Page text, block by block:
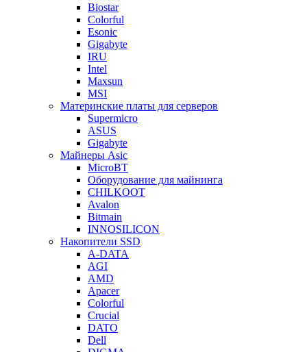
Biostar
Colorful
Esonic
Gigabyte
IRU
Intel
Maxsun
MSI
Материнские платы для серверов
Supermicro
ASUS
Gigabyte
Майнеры Asic
MicroBT
Оборудование для майнинга
CHILKOOT
Avalon
Bitmain
INNOSILICON
Накопители SSD
A-DATA
AGI
AMD
Apacer
Colorful
Crucial
DATO
Dell